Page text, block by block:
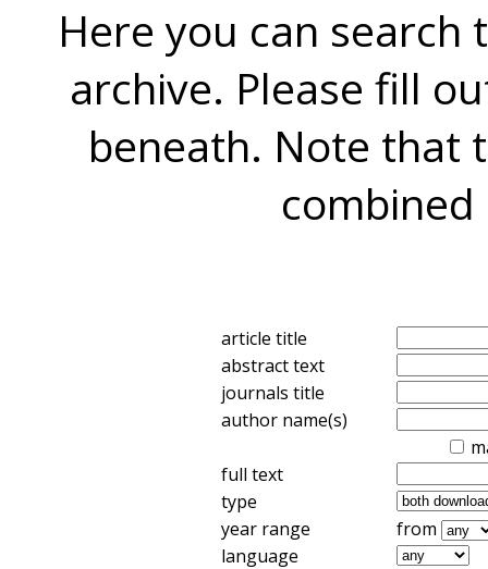
Here you can search
archive. Please fill
beneath. Note that
combined
article title
abstract text
journals title
author name(s)
full text
type
year range
from
language